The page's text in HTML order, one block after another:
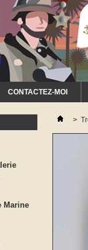
CONTACTEZ-MOI
Marine
>